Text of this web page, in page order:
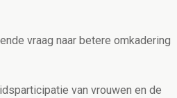
vraag naar betere omkadering
van vrouwen en de